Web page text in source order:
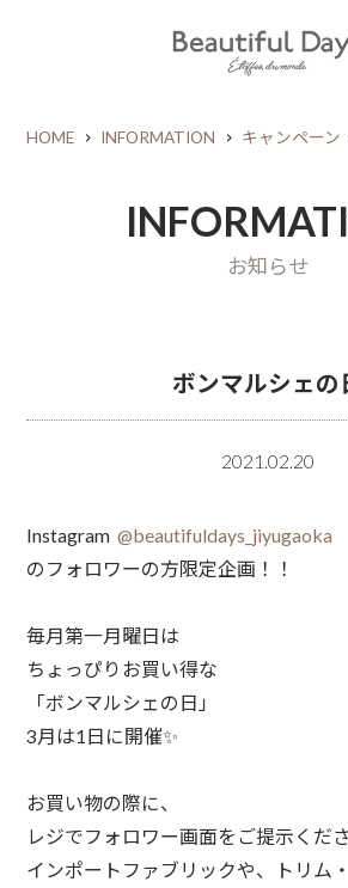
HOME INFORMATION キャンペーン
お知らせ
ボンマルシェの
2021.02.20
Instagram@beautifuldays_jiyugaoka
のフォロワーの方限定企画！！⁠
毎月第一月曜日は⁠
ちょっぴりお買い得な⁠
「ボンマルシェの日」⁠
3月は1日に開催✨
お買い物の際に⁠、⁠
レジでフォロワー画面をご提示くださ
インポートファブリックや、トリム・⁠